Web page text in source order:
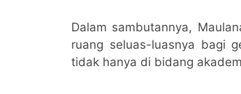
Dalam sambutannya,
ruang seluas-luasnya bagi
tidak hanya di bidang